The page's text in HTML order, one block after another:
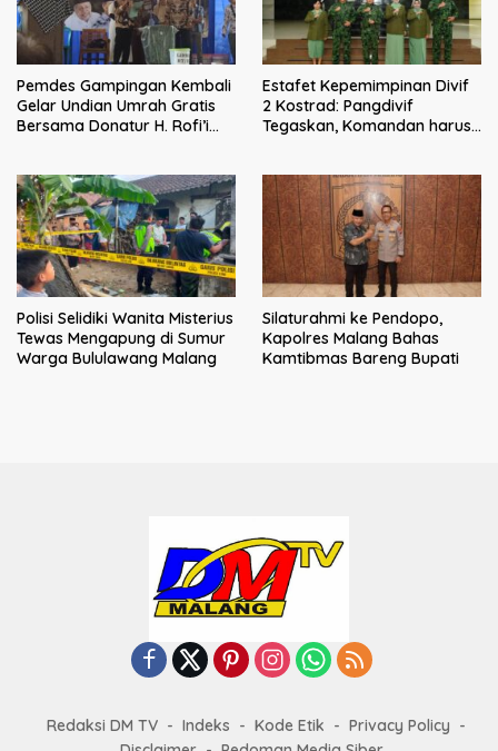
Pemdes Gampingan Kembali
Gelar Undian Umrah Gratis
Bersama Donatur H. Rofi’i
Estafet Kepemimpinan Divif
2 Kostrad: Pangdivif
Tegaskan, Komandan harus
Polisi Selidiki Wanita Misterius
Tewas Mengapung di Sumur
Warga Bululawang Malang
Silaturahmi ke Pendopo,
Kapolres Malang Bahas
Kamtibmas Bareng Bupati
Redaksi DM TV Indeks Kode Etik
Privacy Policy